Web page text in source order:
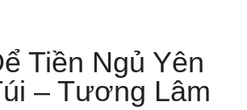
Tiền Ngủ Yên
– Tương Lâm